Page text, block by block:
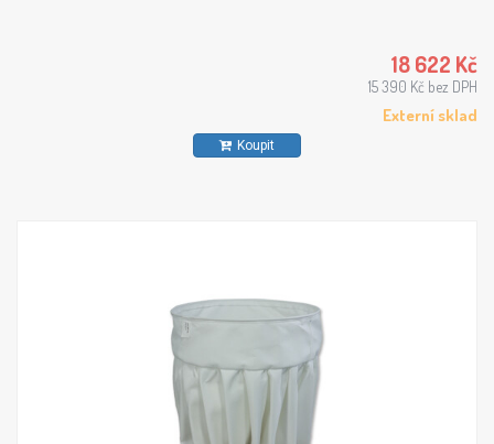
18 622 Kč
15 390 Kč bez DPH
Externí sklad
Koupit